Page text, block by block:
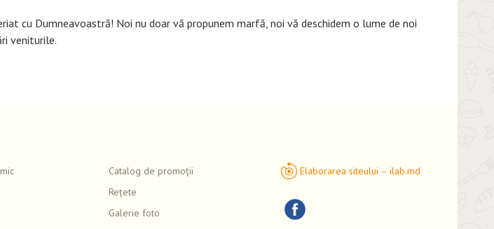
cu Dumneavoastră! Noi nu doar vă propunem marfă, noi vă deschidem o lume de noi
veniturile.
Catalog de promoții
Rețete
Galerie foto
Elaborarea siteului – ilab.md